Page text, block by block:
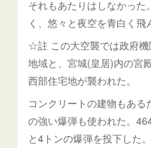
それもあたりはしなかっ
く、悠々と夜空を青白く飛
☆註 この大空襲では政府
地域と、宮城(皇居)内の宮
西部住宅地が襲われた。
コンクリートの建物もあ
の強い爆弾も使われた。
と4トンの爆弾を投下した